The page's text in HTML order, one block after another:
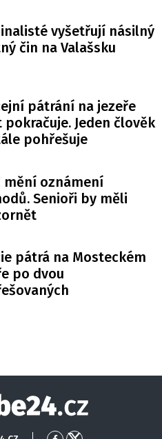
vyšetřují násilný
čin na Valašsku
pátrání na jezeře
pokračuje. Jeden člověk
pohřešuje
mění oznámení
Senioři by měli
pátrá na Mosteckém
po dvou
Globe24